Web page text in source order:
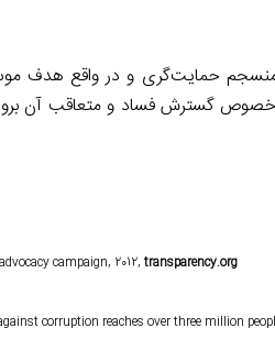
منسجم حمایت‌گری و در واقع هدف
گسترش فساد و متعاقب آن
campaign, 2012, transparency.org
corruption reaches over three million